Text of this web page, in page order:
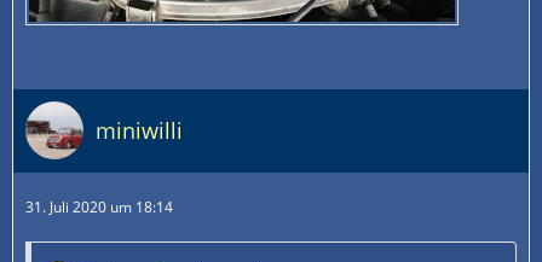
miniwilli
31. Juli 2020 um 18:14